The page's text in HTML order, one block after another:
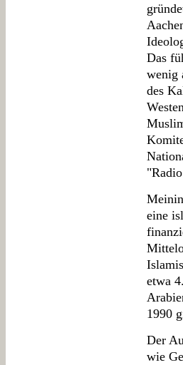
Das
wenig
des
eine
etwa
1990
Der
wie